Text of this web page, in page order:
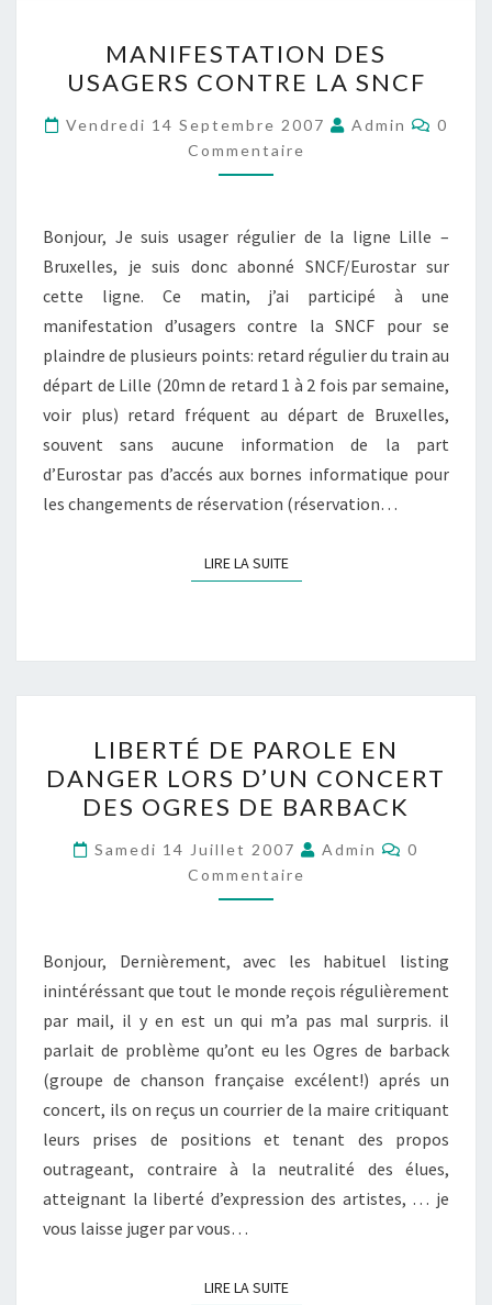
DES
USAGERS
CONTRE
LA
SNCF
MANIFESTATION DES
USAGERS CONTRE LA SNCF
Vendredi 14 Septembre 2007 Admin
0
Commentaire
Bonjour, Je suis usager régulier de la ligne Lille –
Bruxelles, je suis donc abonné SNCF/Eurostar sur
cette ligne. Ce matin, j’ai participé à une
manifestation d’usagers contre la SNCF pour se
plaindre de plusieurs points: retard régulier du train au
départ de Lille (20mn de retard 1 à 2 fois par semaine,
voir plus) retard fréquent au départ de Bruxelles,
souvent sans aucune information de la part
d’Eurostar pas d’accés aux bornes informatique pour
les changements de réservation (réservation…
LIRE LA SUITELIRE LA SUITE
DE
PAROLE
EN
DANGER
LORS
D’UN
DES
OGRES
DE
BARBACK
LIBERTÉ DE PAROLE EN
DANGER LORS D’UN CONCERT
DES OGRES DE BARBACK
Samedi 14 Juillet 2007 Admin
0
Commentaire
Bonjour, Dernièrement, avec les habituel listing
inintéréssant que tout le monde reçois régulièrement
par mail, il y en est un qui m’a pas mal surpris. il
parlait de problème qu’ont eu les Ogres de barback
(groupe de chanson française excélent!) aprés un
concert, ils on reçus un courrier de la maire critiquant
leurs prises de positions et tenant des propos
outrageant, contraire à la neutralité des élues,
atteignant la liberté d’expression des artistes, … je
vous laisse juger par vous…
LIRE LA SUITELIRE LA SUITE